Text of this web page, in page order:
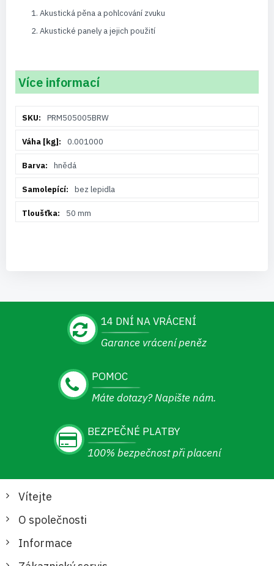
Akustická pěna a pohlcování zvuku
Akustické panely a jejich použití
Více informací
informacíPRM505005BRW
0.001000
hnědá
bez lepidla
50 mm
14 DNÍ NA VRÁCENÍ
Garance vrácení peněz
POMOC
Máte dotazy? Napište nám.
BEZPEČNÉ PLATBY
100% bezpečnost při placení
Vítejte
O společnosti
Informace